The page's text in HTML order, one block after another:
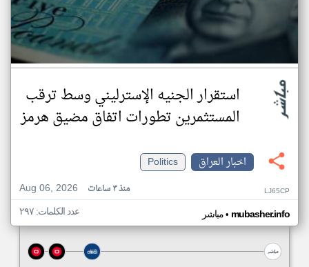
استقرار الجنيه الإسترليني وسط ترقب
المستثمرين تطورات اتفاق مضيق هرمز
اخبار العراق
Politics
Aug 06, 2026
منذ ٣ ساعات LJ65CP
مباشر• mubasher.info عدد الكلمات: ٢٩٧